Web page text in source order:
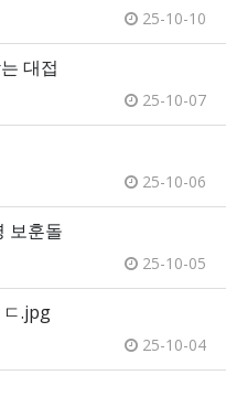
25-10-10
대접
25-10-07
25-10-06
보훈돌
25-10-05
.jpg
25-10-04